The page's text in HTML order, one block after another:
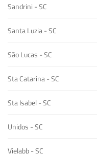
Sandrini - SC
Santa Luzia - SC
São Lucas - SC
Sta Catarina - SC
Sta Isabel - SC
Unidos - SC
Vielabb - SC